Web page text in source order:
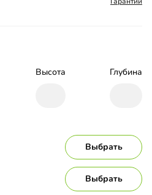
Высота Глубина
Выбрать
Выбрать